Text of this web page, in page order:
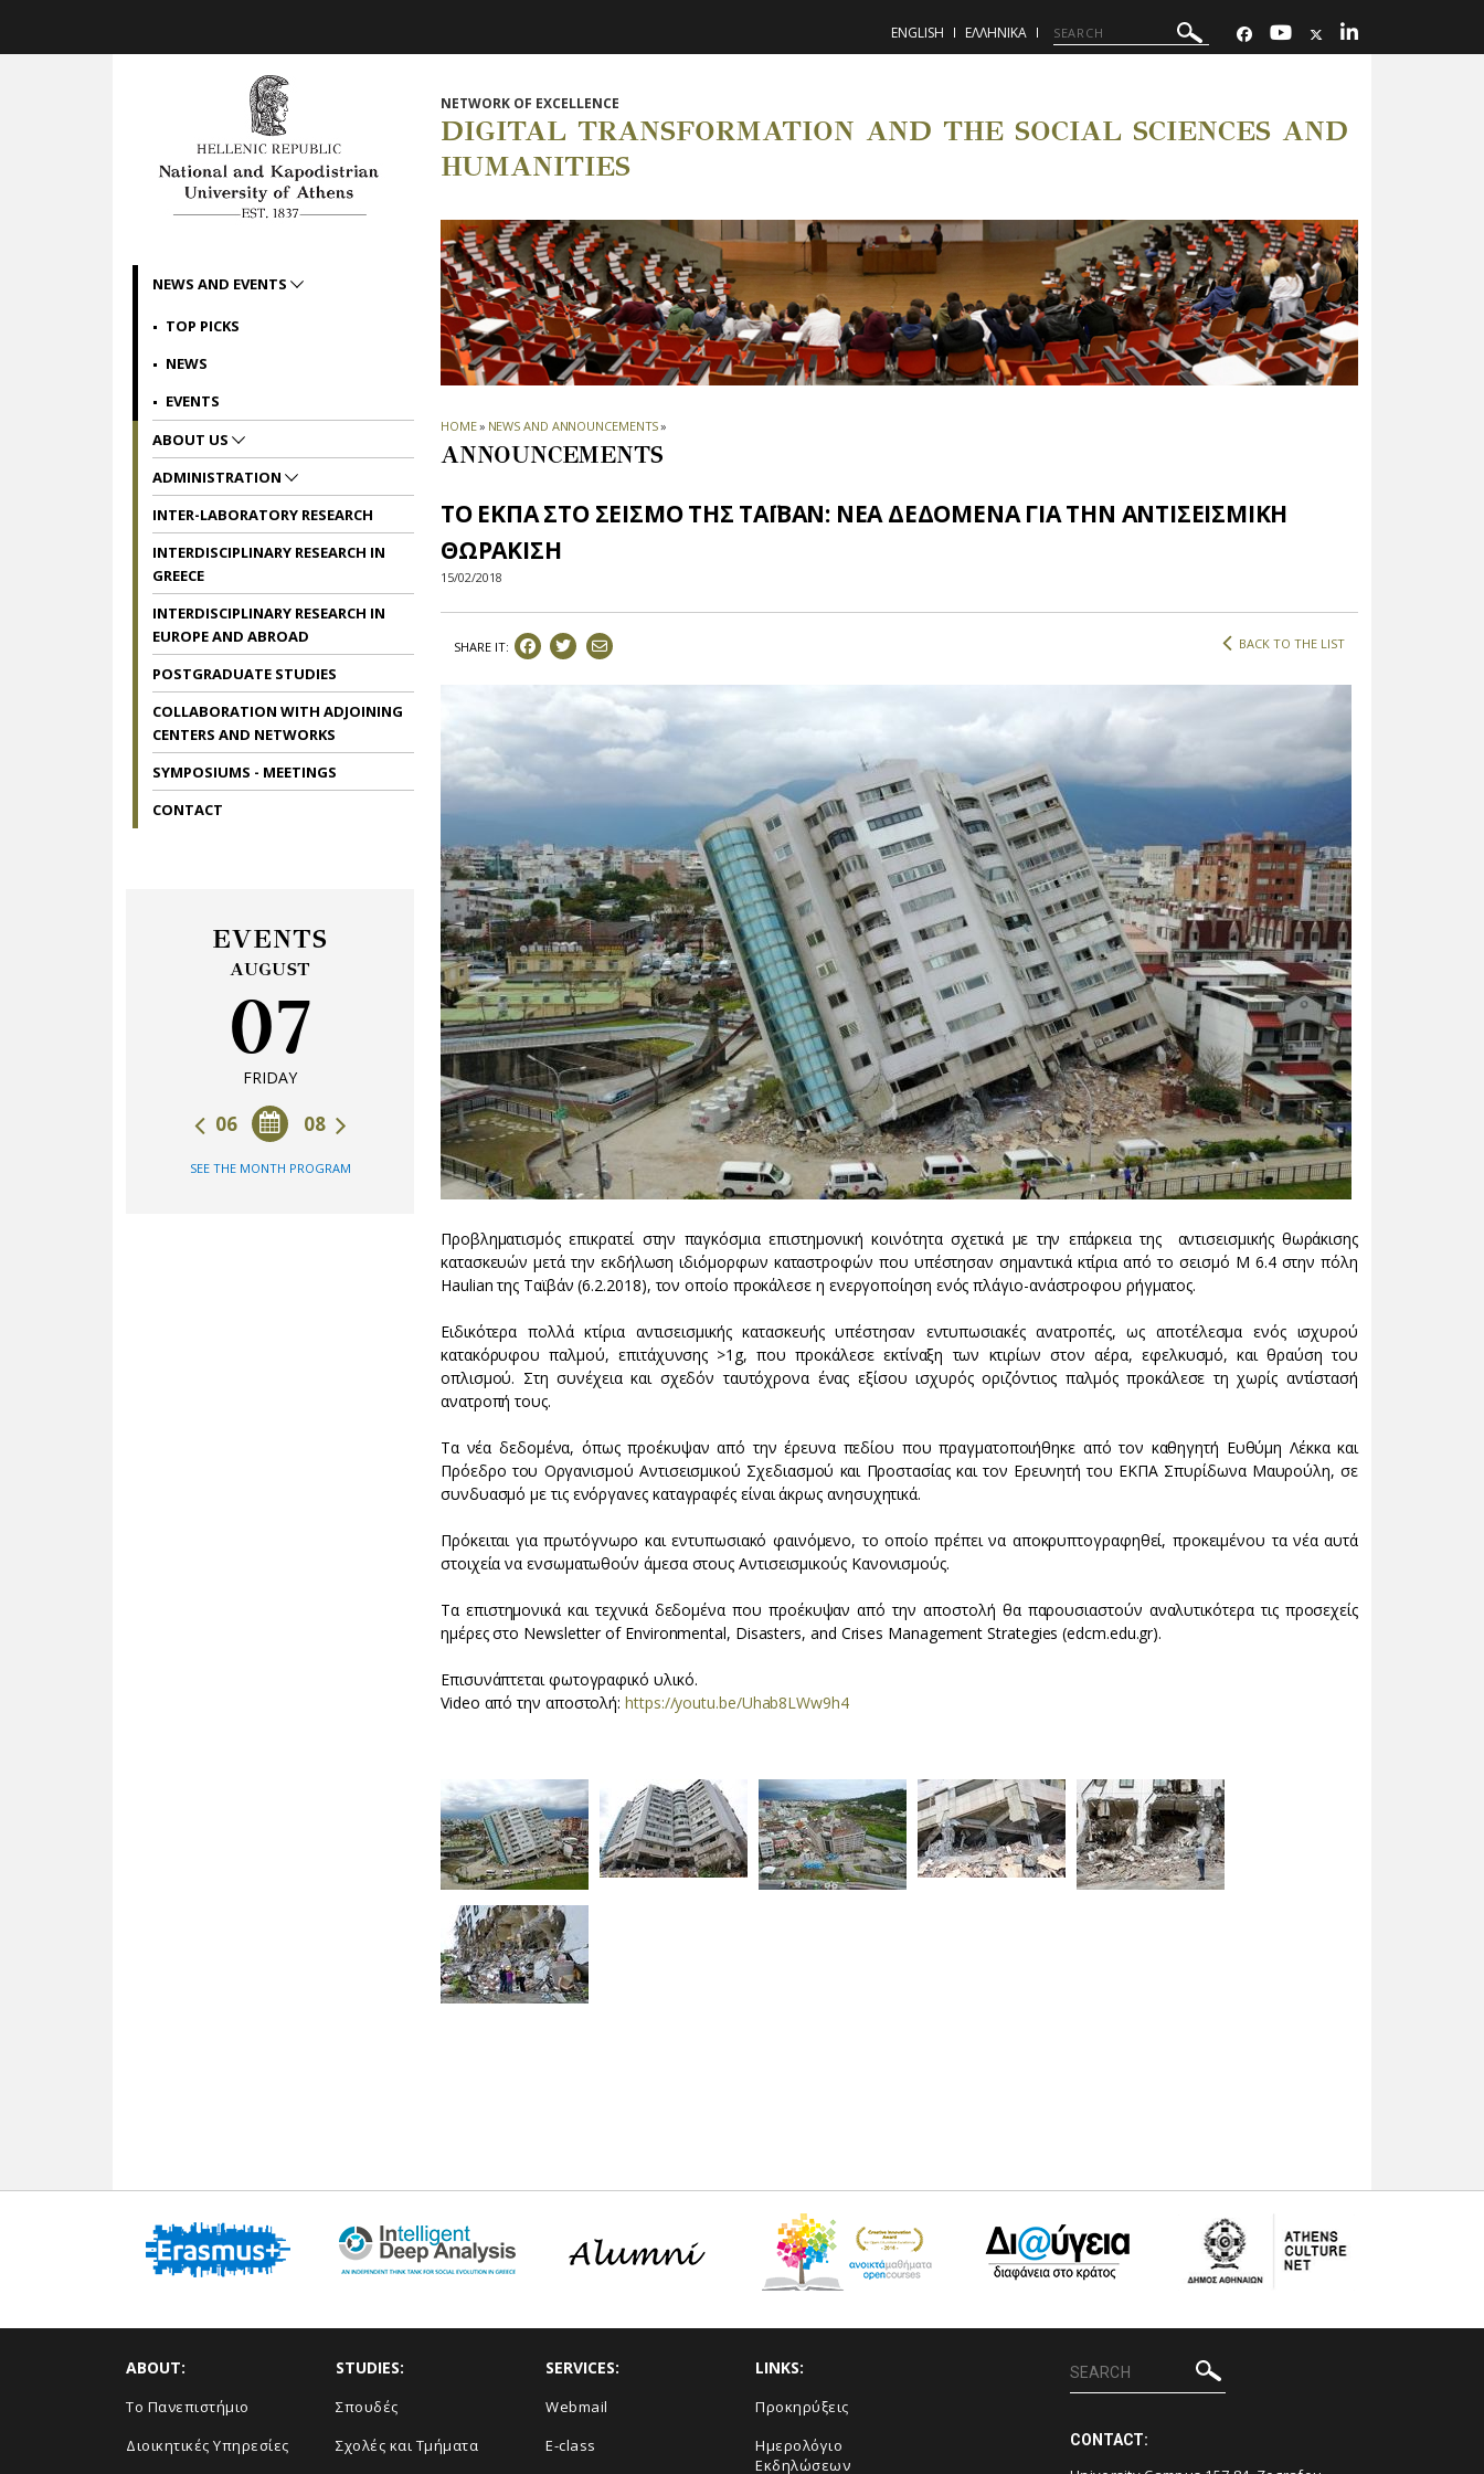
ENGLISH ΕΛΛΗΝΙΚΑ
NETWORK OF EXCELLENCE
DIGITAL TRANSFORMATION AND THE SOCIAL SCIENCES AND
HUMANITIES
HOME» NEWS AND ANNOUNCEMENTS»
ANNOUNCEMENTS
ΤΟ ΕΚΠΑ ΣΤΟ ΣΕΙΣΜΟ ΤΗΣ ΤΑΪΒΑΝ: ΝΕΑ ΔΕΔΟΜΕΝΑ ΓΙΑ ΤΗΝ ΑΝΤΙΣΕΙΣΜΙΚΗ
ΘΩΡΑΚΙΣΗ
15/02/2018
SHARE IT: BACK TO THE LIST
Προβληματισμός επικρατεί στην παγκόσμια επιστημονική κοινότητα σχετικά με την επάρκεια της αντισεισμικής θωράκισης
κατασκευών μετά την εκδήλωση ιδιόμορφων καταστροφών που υπέστησαν σημαντικά κτίρια από το σεισμό Μ 6.4 στην πόλη
Haulian της Ταϊβάν (6.2.2018), τον οποίο προκάλεσε η ενεργοποίηση ενός πλάγιο-ανάστροφου ρήγματος.
Ειδικότερα πολλά κτίρια αντισεισμικής κατασκευής υπέστησαν εντυπωσιακές ανατροπές, ως αποτέλεσμα ενός ισχυρού
κατακόρυφου παλμού, επιτάχυνσης >1g, που προκάλεσε εκτίναξη των κτιρίων στον αέρα, εφελκυσμό, και θραύση του
οπλισμού. Στη συνέχεια και σχεδόν ταυτόχρονα ένας εξίσου ισχυρός οριζόντιος παλμός προκάλεσε τη χωρίς αντίστασή
ανατροπή τους.
Τα νέα δεδομένα, όπως προέκυψαν από την έρευνα πεδίου που πραγματοποιήθηκε από τον καθηγητή Ευθύμη Λέκκα και
Πρόεδρο του Οργανισμού Αντισεισμικού Σχεδιασμού και Προστασίας και τον Ερευνητή του ΕΚΠΑ Σπυρίδωνα Μαυρούλη, σε
συνδυασμό με τις ενόργανες καταγραφές είναι άκρως ανησυχητικά.
Πρόκειται για πρωτόγνωρο και εντυπωσιακό φαινόμενο, το οποίο πρέπει να αποκρυπτογραφηθεί, προκειμένου τα νέα αυτά
στοιχεία να ενσωματωθούν άμεσα στους Αντισεισμικούς Κανονισμούς.
Τα επιστημονικά και τεχνικά δεδομένα που προέκυψαν από την αποστολή θα παρουσιαστούν αναλυτικότερα τις προσεχείς
ημέρες στο Newsletter of Environmental, Disasters, and Crises Management Strategies (edcm.edu.gr).
Επισυνάπτεται φωτογραφικό υλικό.
Video από την αποστολή:https://youtu.be/Uhab8LWw9h4
NEWS AND EVENTS
TOP PICKS
NEWS
EVENTS
ABOUT US
ADMINISTRATION
INTER-LABORATORY RESEARCH
INTERDISCIPLINARY RESEARCH IN
GREECE
INTERDISCIPLINARY RESEARCH IN
EUROPE AND ABROAD
POSTGRADUATE STUDIES
COLLABORATION WITH ADJOINING
CENTERS AND NETWORKS
SYMPOSIUMS - MEETINGS
CONTACT
EVENTS
AUGUST
07
FRIDAY
08
06
SEE THE MONTH PROGRAM
ABOUT:
Το Πανεπιστήμιο
Διοικητικές Υπηρεσίες
STUDIES:
Σπουδές
Σχολές και Τμήματα
SERVICES:
Webmail
E-class
LINKS:
Προκηρύξεις
Ημερολόγιο
Εκδηλώσεων
CONTACT: